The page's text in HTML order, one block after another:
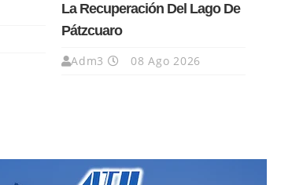
La Recuperación Del Lago De
Pátzcuaro
Adm3 08 Ago 2026